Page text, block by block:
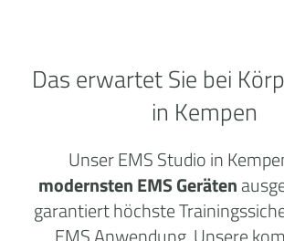
Das erwartet Sie bei
in Kempen
Unser EMS Studio in
modernsten EMS Geräten
garantiert höchste